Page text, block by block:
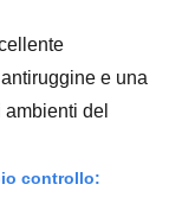
e una
del
controllo: